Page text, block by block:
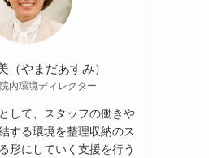
（やまだあすみ）
内環境ディレクター
して、スタッフの働きや
する環境を整理収納のス
形にしていく支援を行う